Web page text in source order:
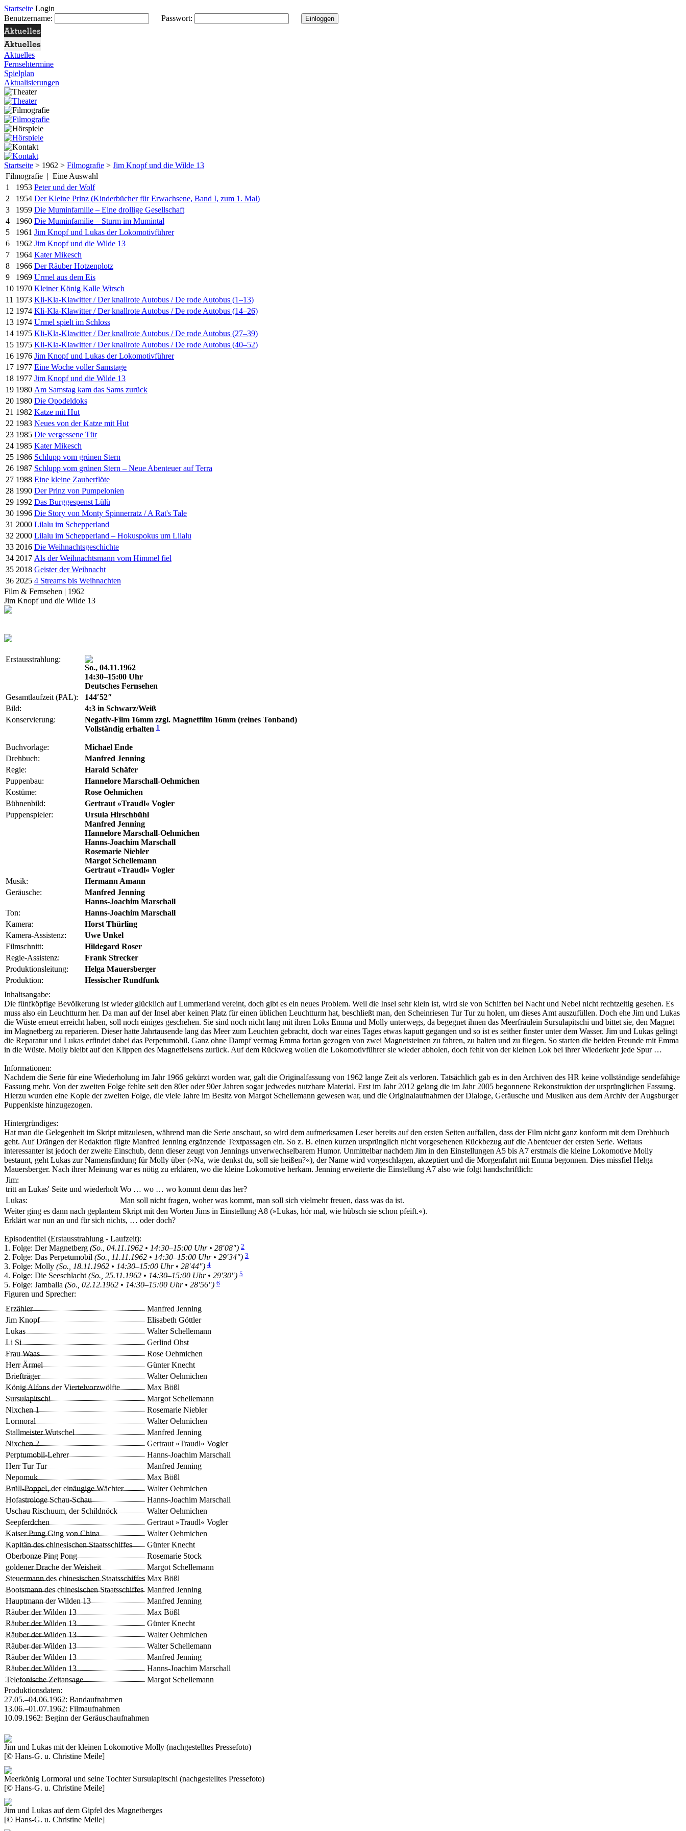
Startseite Login
Benutzername:
Passwort:
Aktuelles
Fernsehtermine
Spielplan
Aktualisierungen
Startseite > 1962 > Filmografie > Jim Knopf und die Wilde 13
Filmografie | Eine Auswahl
1
1953 Peter und der Wolf
2
1954 Der Kleine Prinz (Kinderbücher für Erwachsene, Band I, zum 1. Mal)
3
1959 Die Muminfamilie – Eine drollige Gesellschaft
4
1960 Die Muminfamilie – Sturm im Mumintal
5
1961 Jim Knopf und Lukas der Lokomotivführer
6
1962 Jim Knopf und die Wilde 13
7
1964 Kater Mikesch
8
1966 Der Räuber Hotzenplotz
9
1969 Urmel aus dem Eis
10 1970 Kleiner König Kalle Wirsch
11 1973 Kli-Kla-Klawitter / Der knallrote Autobus / De rode Autobus (1–13)
12 1974 Kli-Kla-Klawitter / Der knallrote Autobus / De rode Autobus (14–26)
13 1974 Urmel spielt im Schloss
14 1975 Kli-Kla-Klawitter / Der knallrote Autobus / De rode Autobus (27–39)
15 1975 Kli-Kla-Klawitter / Der knallrote Autobus / De rode Autobus (40–52)
16 1976 Jim Knopf und Lukas der Lokomotivführer
17 1977 Eine Woche voller Samstage
18 1977 Jim Knopf und die Wilde 13
19 1980 Am Samstag kam das Sams zurück
20 1980 Die Opodeldoks
21 1982 Katze mit Hut
22 1983 Neues von der Katze mit Hut
23 1985 Die vergessene Tür
24 1985 Kater Mikesch
25 1986 Schlupp vom grünen Stern
26 1987 Schlupp vom grünen Stern – Neue Abenteuer auf Terra
27 1988 Eine kleine Zauberflöte
28 1990 Der Prinz von Pumpelonien
29 1992 Das Burggespenst Lülü
30 1996 Die Story von Monty Spinnerratz / A Rat's Tale
31 2000 Lilalu im Schepperland
32 2000 Lilalu im Schepperland – Hokuspokus um Lilalu
33 2016 Die Weihnachtsgeschichte
34 2017 Als der Weihnachtsmann vom Himmel fiel
35 2018 Geister der Weihnacht
36 2025 4 Streams bis Weihnachten
Film & Fernsehen | 1962
Jim Knopf und die Wilde 13
Erstausstrahlung:
So., 04.11.1962
14:30–15:00 Uhr
Deutsches Fernsehen
Gesamtlaufzeit (PAL):
144′52″
Bild:
4:3 in Schwarz/Weiß
Konservierung:
Negativ-Film 16mm zzgl. Magnetfilm 16mm (reines Tonband)
Vollständig erhalten 1
Buchvorlage:
Michael Ende
Drehbuch:
Manfred Jenning
Regie:
Harald Schäfer
Puppenbau:
Hannelore Marschall-Oehmichen
Kostüme:
Rose Oehmichen
Bühnenbild:
Gertraut »Traudl« Vogler
Puppenspieler:
Ursula Hirschbühl
Manfred Jenning
Hannelore Marschall-Oehmichen
Hanns-Joachim Marschall
Rosemarie Niebler
Margot Schellemann
Gertraut »Traudl« Vogler
Musik:
Hermann Amann
Geräusche:
Manfred Jenning
Hanns-Joachim Marschall
Ton:
Hanns-Joachim Marschall
Kamera:
Horst Thürling
Kamera-Assistenz:
Uwe Unkel
Filmschnitt:
Hildegard Roser
Regie-Assistenz:
Frank Strecker
Produktionsleitung:
Helga Mauersberger
Produktion:
Hessischer Rundfunk
Inhaltsangabe:
Die fünfköpfige Bevölkerung ist wieder glücklich auf Lummerland vereint, doch gibt es ein neues Problem. Weil die Insel sehr klein ist, wird sie von Schiffen bei Nacht und Nebel nicht rechtzeitig gesehen. Es
muss also ein Leuchtturm her. Da man auf der Insel aber keinen Platz für einen üblichen Leuchtturm hat, beschließt man, den Scheinriesen Tur Tur zu holen, um dieses Amt auszufüllen. Doch ehe Jim und Lukas
die Wüste erneut erreicht haben, soll noch einiges geschehen. Sie sind noch nicht lang mit ihren Loks Emma und Molly unterwegs, da begegnet ihnen das Meerfräulein Sursulapitschi und bittet sie, den Magnet
im Magnetberg zu reparieren. Dieser hatte Jahrtausende lang das Meer zum Leuchten gebracht, doch war eines Tages etwas kaputt gegangen und so ist es seither finster unter dem Wasser. Jim und Lukas gelingt
die Reparatur und Lukas erfindet dabei das Perpetumobil. Ganz ohne Dampf vermag Emma fortan gezogen von zwei Magnetsteinen zu fahren, zu halten und zu fliegen. So starten die beiden Freunde mit Emma
in die Wüste. Molly bleibt auf den Klippen des Magnetfelsens zurück. Auf dem Rückweg wollen die Lokomotivführer sie wieder abholen, doch fehlt von der kleinen Lok bei ihrer Wiederkehr jede Spur …
Informationen:
Nachdem die Serie für eine Wiederholung im Jahr 1966 gekürzt worden war, galt die Originalfassung von 1962 lange Zeit als verloren. Tatsächlich gab es in den Archiven des HR keine vollständige sendefähige
Fassung mehr. Von der zweiten Folge fehlte seit den 80er oder 90er Jahren sogar jedwedes nutzbare Material. Erst im Jahr 2012 gelang die im Jahr 2005 begonnene Rekonstruktion der ursprünglichen Fassung.
Hierzu wurden eine Kopie der zweiten Folge, die viele Jahre im Besitz von Margot Schellemann gewesen war, und die Originalaufnahmen der Dialoge, Geräusche und Musiken aus dem Archiv derAugsburger
Puppenkiste hinzugezogen.
Hintergründiges:
Hat man die Gelegenheit im Skript mitzulesen, während man die Serie anschaut, so wird dem aufmerksamen Leser bereits auf den ersten Seiten auffallen, dass der Film nicht ganz konform mit dem Drehbuch
geht. Auf Drängen der Redaktion fügte Manfred Jenning ergänzende Textpassagen ein. So z. B. einen kurzen ursprünglich nicht vorgesehenen Rückbezug auf die Abenteuer der ersten Serie. Weitaus
interessanter ist jedoch der zweite Einschub, denn dieser zeugt von Jennings unverwechselbarem Humor. Unmittelbar nachdem Jim in den Einstellungen A5 bis A7 erstmals die kleine Lokomotive Molly
bestaunt, geht Lukas zur Namensfindung für Molly über (»Na, wie denkst du, soll sie heißen?«), der Name wird vorgeschlagen, akzeptiert und die Morgenfahrt mit Emma begonnen. Dies missfiel Helga
Mauersberger. Nach ihrer Meinung war es nötig zu erklären, wo die kleine Lokomotive herkam. Jenning erweiterte die Einstellung A7 also wie folgt handschriftlich:
Jim:
tritt an Lukas' Seite und wiederholt Wo … wo … wo kommt denn das her?
Lukas:
Man soll nicht fragen, woher was kommt, man soll sich vielmehr freuen, dass was da ist.
Weiter ging es dann nach geplantem Skript mit den Worten Jims in Einstellung A8 (»Lukas, hör mal, wie hübsch sie schon pfeift.«).
Erklärt war nun an und für sich nichts, … oder doch?
Episodentitel (Erstausstrahlung - Laufzeit):
1. Folge: Der Magnetberg (So., 04.11.1962 • 14:30–15:00 Uhr • 28′08″) 2
2. Folge: Das Perpetumobil (So., 11.11.1962 • 14:30–15:00 Uhr • 29′34″) 3
3. Folge: Molly (So., 18.11.1962 • 14:30–15:00 Uhr • 28′44″) 4
4. Folge: Die Seeschlacht (So., 25.11.1962 • 14:30–15:00 Uhr • 29′30″) 5
5. Folge: Jamballa (So., 02.12.1962 • 14:30–15:00 Uhr • 28′56″) 6
Figuren und Sprecher:
Erzähler
Manfred Jenning
Jim Knopf
Elisabeth Göttler
Lukas
Walter Schellemann
Li Si
Gerlind Ohst
Frau Waas
Rose Oehmichen
Herr Ärmel
Günter Knecht
Briefträger
Walter Oehmichen
König Alfons der Viertelvorzwölfte
Max Bößl
Sursulapitschi
Margot Schellemann
Nixchen 1
Rosemarie Niebler
Lormoral
Walter Oehmichen
Stallmeister Wutschel
Manfred Jenning
Nixchen 2
Gertraut »Traudl« Vogler
Perptumobil-Lehrer
Hanns-Joachim Marschall
Herr Tur Tur
Manfred Jenning
Nepomuk
Max Bößl
Brüll-Poppel, der einäugige Wächter
Walter Oehmichen
Hofastrologe Schau-Schau
Hanns-Joachim Marschall
Uschau Rischuum, der Schildnöck
Walter Oehmichen
Seepferdchen
Gertraut »Traudl« Vogler
Kaiser Pung Ging von China
Walter Oehmichen
Kapitän des chinesischen Staatsschiffes
Günter Knecht
Oberbonze Ping Pong
Rosemarie Stock
goldener Drache der Weisheit
Margot Schellemann
Steuermann des chinesischen Staatsschiffes Max Bößl
Bootsmann des chinesischen Staatsschiffes Manfred Jenning
Hauptmann der Wilden 13
Manfred Jenning
Räuber der Wilden 13
Max Bößl
Räuber der Wilden 13
Günter Knecht
Räuber der Wilden 13
Walter Oehmichen
Räuber der Wilden 13
Walter Schellemann
Räuber der Wilden 13
Manfred Jenning
Räuber der Wilden 13
Hanns-Joachim Marschall
Telefonische Zeitansage
Margot Schellemann
Produktionsdaten:
27.05.–04.06.1962: Bandaufnahmen
13.06.–01.07.1962: Filmaufnahmen
10.09.1962: Beginn der Geräuschaufnahmen
Jim und Lukas mit der kleinen Lokomotive Molly (nachgestelltes Pressefoto)
[© Hans-G. u. Christine Meile]
Meerkönig Lormoral und seine Tochter Sursulapitschi (nachgestelltes Pressefoto)
[© Hans-G. u. Christine Meile]
Jim und Lukas auf dem Gipfel des Magnetberges
[© Hans-G. u. Christine Meile]